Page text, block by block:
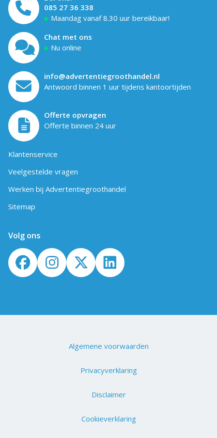
085 27 36 338
Maandag vanaf 8.30 uur bereikbaar!
Chat met ons
Nu online
info@advertentiegroothandel.nl
Antwoord binnen 1 uur tijdens kantoortijden
Offerte opvragen
Offerte binnen 24 uur
Klantenservice
Veelgestelde vragen
Werken bij Advertentiegroothandel
Sitemap
Volg ons
Algemene voorwaarden
Privacyverklaring
Disclaimer
Cookieverklaring